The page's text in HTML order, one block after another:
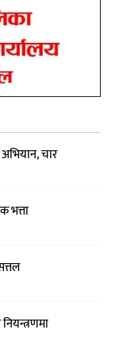
अभियान, चार
भत्ता